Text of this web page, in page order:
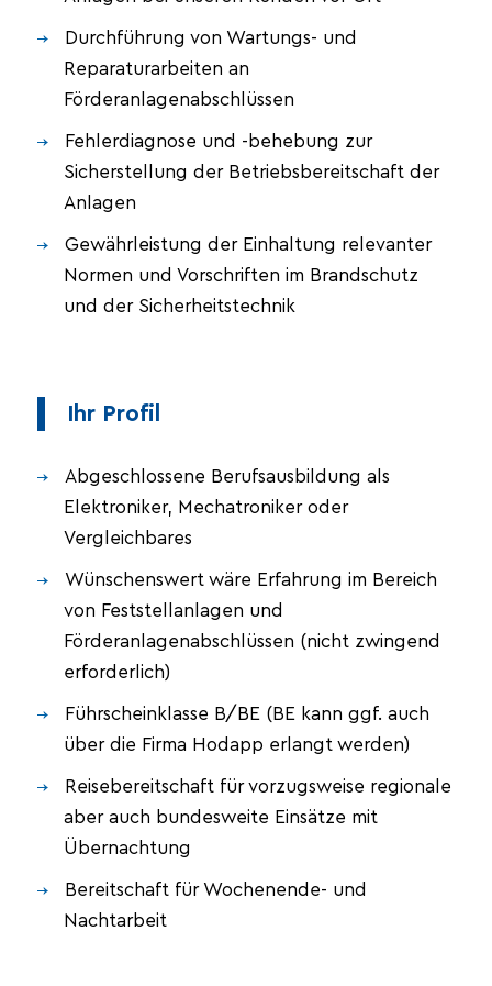
Durchführung von Wartungs- und
Reparaturarbeiten an
Förderanlagenabschlüssen
Fehlerdiagnose und -behebung zur
Sicherstellung der Betriebsbereitschaft der
Anlagen
Gewährleistung der Einhaltung relevanter
Normen und Vorschriften im Brandschutz
und der Sicherheitstechnik
Ihr Profil
Abgeschlossene Berufsausbildung als
Elektroniker, Mechatroniker oder
Vergleichbares
Wünschenswert wäre Erfahrung im Bereich
von Feststellanlagen und
Förderanlagenabschlüssen (nicht zwingend
erforderlich)
Führscheinklasse B/BE (BE kann ggf. auch
über die Firma Hodapp erlangt werden)
Reisebereitschaft für vorzugsweise regionale
aber auch bundesweite Einsätze mit
Übernachtung
Bereitschaft für Wochenende- und
Nachtarbeit